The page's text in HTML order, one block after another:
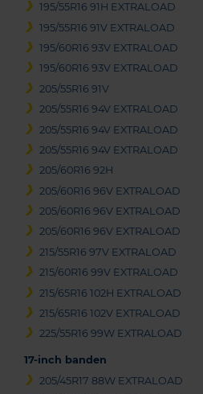
195/55R16 91H EXTRALOAD
195/55R16 91V EXTRALOAD
195/60R16 93V EXTRALOAD
195/60R16 93V EXTRALOAD
205/55R16 91V
205/55R16 94V EXTRALOAD
205/55R16 94V EXTRALOAD
205/55R16 94V EXTRALOAD
205/60R16 92H
205/60R16 96V EXTRALOAD
205/60R16 96V EXTRALOAD
205/60R16 96V EXTRALOAD
215/55R16 97V EXTRALOAD
215/60R16 99V EXTRALOAD
215/65R16 102H EXTRALOAD
215/65R16 102V EXTRALOAD
225/55R16 99W EXTRALOAD
17-inch banden
205/45R17 88W EXTRALOAD